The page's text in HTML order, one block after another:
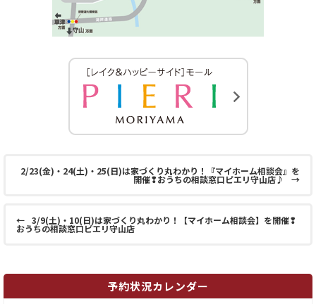
2/23(金)・24(土)・25(日)は家づくり丸わかり！『マイホーム相談会』を
開催❢おうちの相談窓口ピエリ守山店♪ →
← 3/9(土)・10(日)は家づくり丸わかり！【マイホーム相談会】を開催❢
おうちの相談窓口ピエリ守山店
予約状況カレンダー